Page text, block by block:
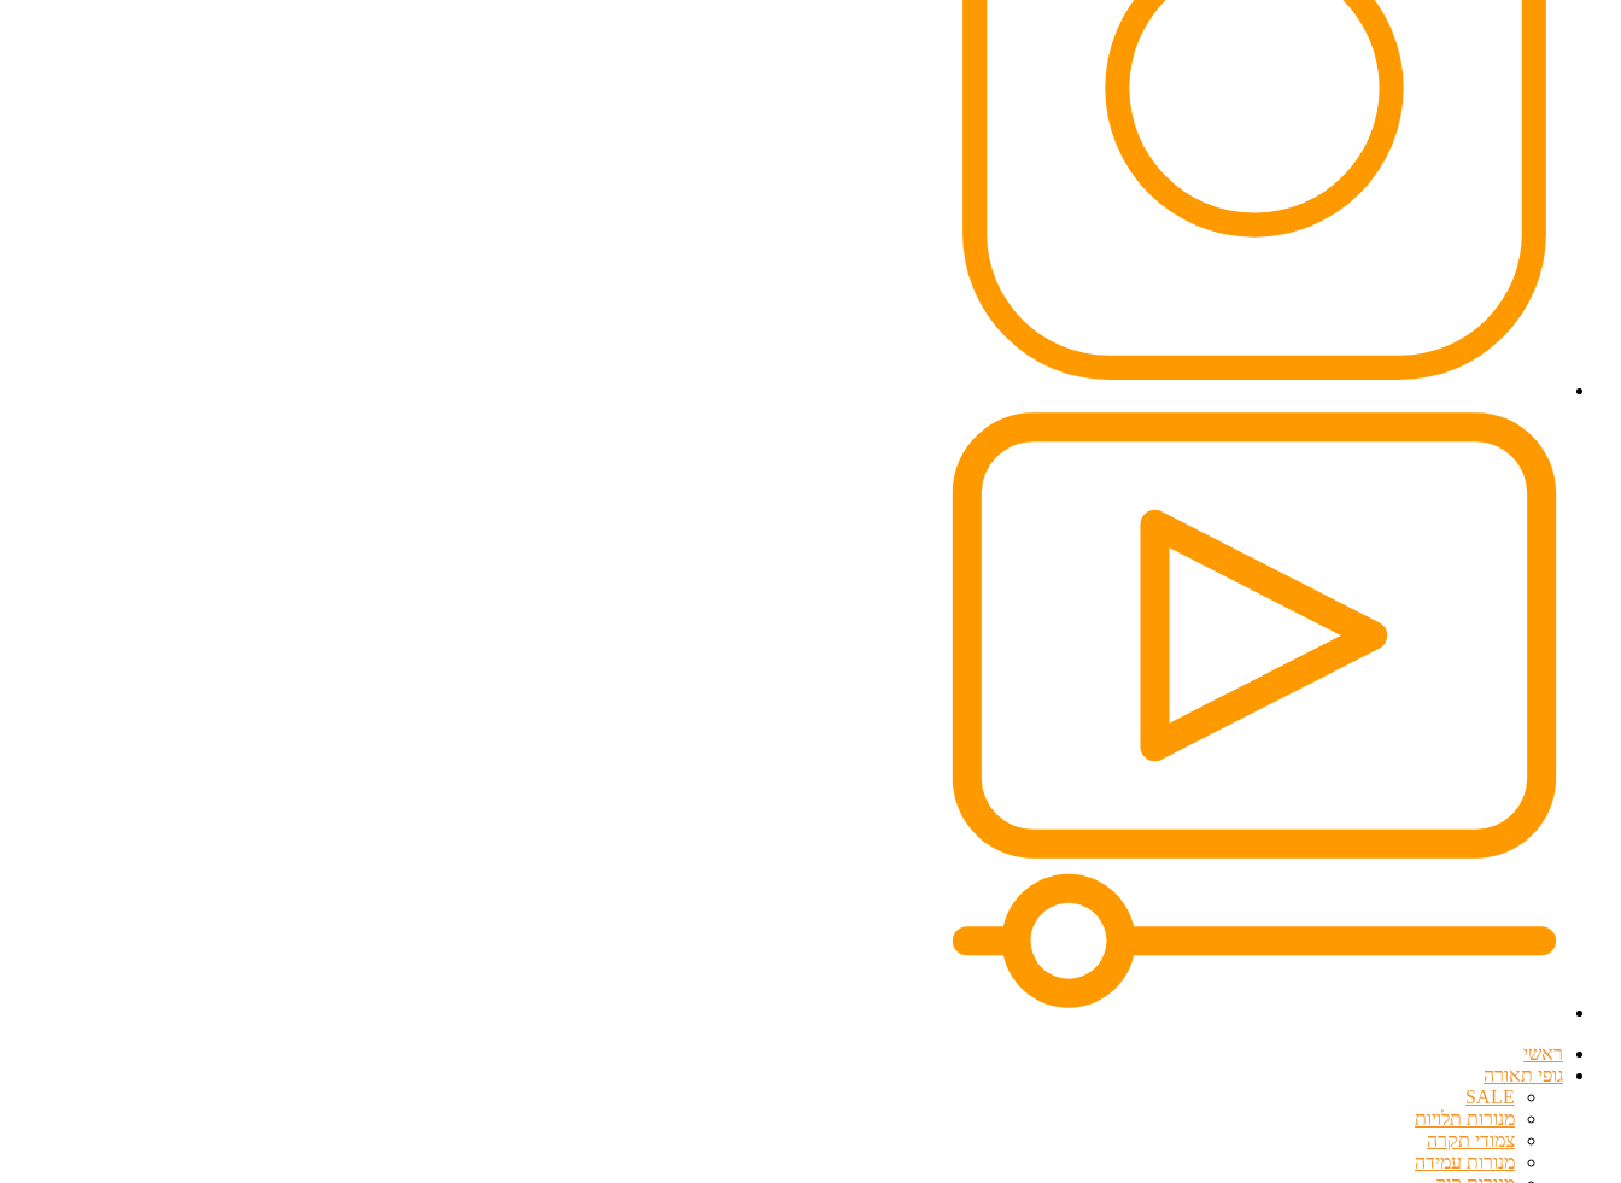
ראשי
גופי תאורה
SALE
מנורות תלויות
צמודי תקרה
מנורות עמידה